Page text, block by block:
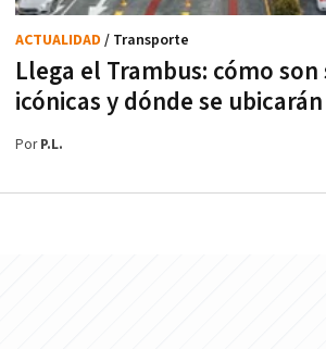
Llega el Trambus: cómo son
icónicas y dónde se ubicarán
ACTUALIDAD / Transporte
PorP.L.